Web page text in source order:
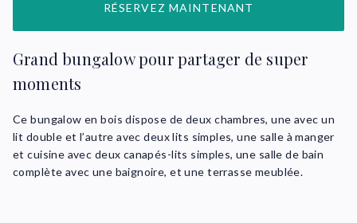
RÉSERVEZ MAINTENANT
Grand bungalow pour partager de super
moments
Ce bungalow en bois dispose de deux chambres, une avec un
lit double et l’autre avec deux lits simples, une salle à manger
et cuisine avec deux canapés-lits simples, une salle de bain
complète avec une baignoire, et une terrasse meublée.